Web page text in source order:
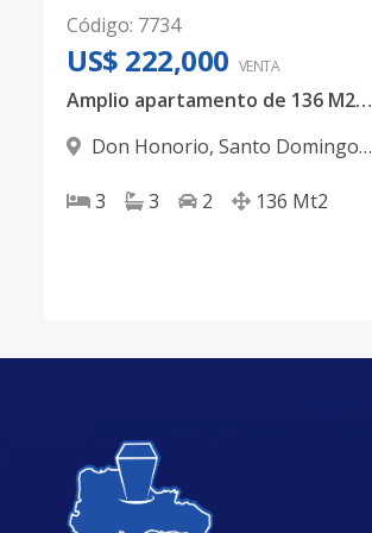
Código: 7734
US$ 222,000 VENTA
Amplio apartamento de 136 M2 | 3 Habitaciones + HS en Don Honorio
Don Honorio, Santo Domingo
3
3 2 136 Mt2